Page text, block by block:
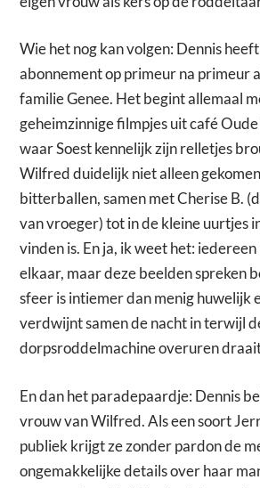
Wie het nog kan volgen: Dennis
abonnement op primeur na primeur
familie Genee. Het begint allemaal
geheimzinnige filmpjes uit café
waar Soest kennelijk zijn relletjes
Wilfred duidelijk niet alleen
bitterballen, samen met Cherise B.
van vroeger) tot in de kleine uurtjes
vinden is. En ja, ik weet het: iedereen
elkaar, maar deze beelden spreken
sfeer is intiemer dan menig huwelijk
verdwijnt samen de nacht in terwijl
dorpsroddelmachine overuren
En dan het paradepaardje: Dennis
vrouw van Wilfred. Als een soort
publiek krijgt ze zonder pardon de
ongemakkelijke details over haar